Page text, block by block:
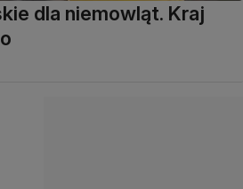
dla niemowląt. Kraj